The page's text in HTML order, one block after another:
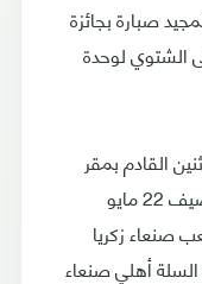
صبارة بجائزة
الشتوي لوحدة
القادم بمقر
النادي لبطل الملتقى وحدة صنعاء والوصيف 22 مايو
صنعاء زكريا
أهلي صنعاء